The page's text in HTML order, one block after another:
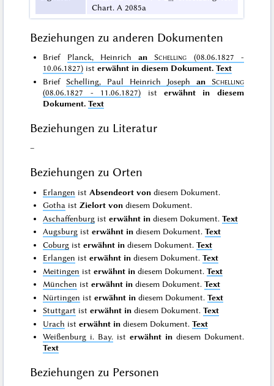
Chart. A 2085a
Beziehungen zu anderen Dokumenten
Brief Planck, Heinrichan Schelling (08.06.1827 -
10.06.1827) isterwähnt in diesem Dokument. Text
Brief Schelling, Paul Heinrich Joseph an
Schelling
(08.06.1827 - 11.06.1827) ist erwähnt in diesem
Dokument. Text
Beziehungen zu Literatur
–
Beziehungen zu Orten
Erlangen ist Absendeort von diesem Dokument.
Gotha istZielort von diesem Dokument.
Aschaffenburg isterwähnt in diesem Dokument.Text
Augsburg isterwähnt in diesem Dokument.Text
Coburg isterwähnt in diesem Dokument.Text
Erlangen isterwähnt in diesem Dokument.Text
Meitingen isterwähnt in diesem Dokument.Text
München isterwähnt in diesem Dokument.Text
Nürtingen isterwähnt in diesem Dokument.Text
Stuttgart isterwähnt in diesem Dokument.Text
Urach isterwähnt in diesem Dokument.Text
Weißenburg i. Bay. ist erwähnt indiesem Dokument.
Text
Beziehungen zu Personen